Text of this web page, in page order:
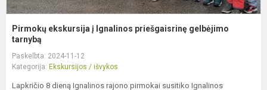
Pirmokų ekskursija į Ignalinos priešgaisrinę gelbėjimo
tarnybą
Paskelbta: 2024-11-12
Kategorija: Ekskursijos / išvykos
Lapkričio 8 dieną Ignalinos rajono pirmokai susitiko Ignalinos